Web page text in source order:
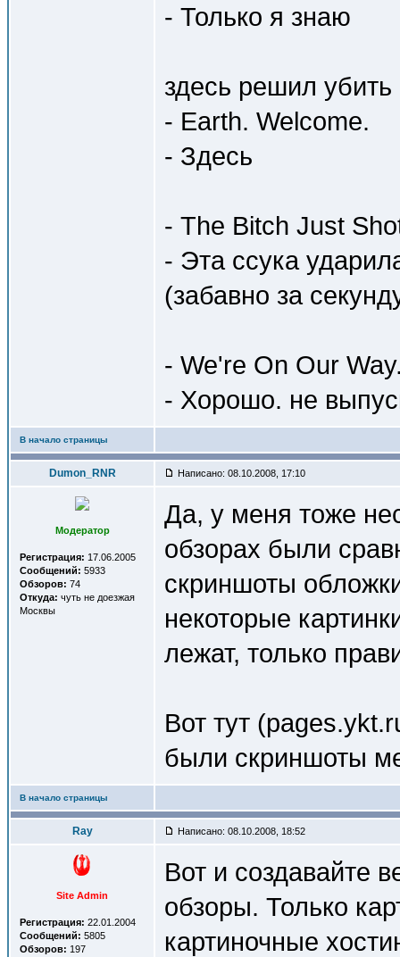
- Только я знаю
здесь решил
- Earth. Welcome.
- Здесь
- The Bitch Just
- Эта ссука
(забавно за
- We're On Our
- Хорошо. не
В начало страницы
Dumon_RNR Написано: 08.10.2008, 17:10
Модератор
Регистрация: 17.06.2005
Сообщений: 5933
Обзоров: 74
Откуда: чуть не доезжая
Москвы
Да, у меня тоже
обзорах были
скриншоты
некоторые
лежат, только
Вот тут
были скриншоты
В начало страницы
Ray Написано: 08.10.2008, 18:52
Site Admin
Регистрация: 22.01.2004
Сообщений: 5805
Обзоров: 197
Вот и создавайте
обзоры. Только
картиночные